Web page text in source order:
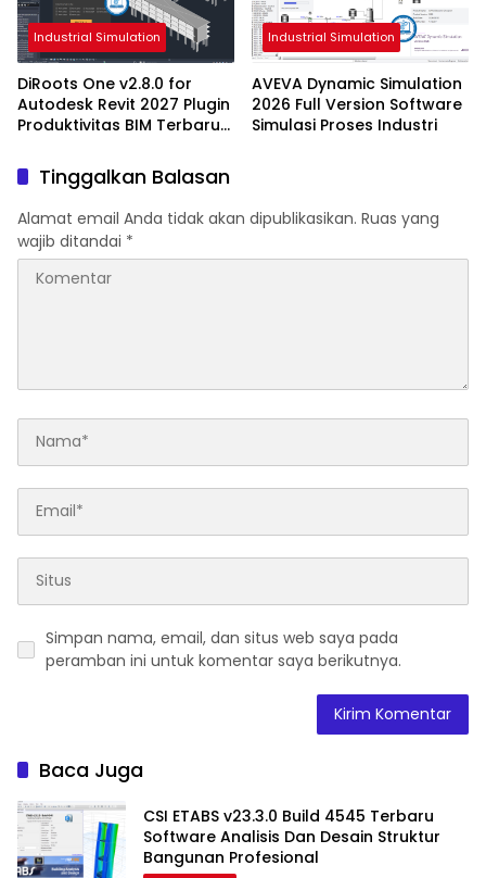
Industrial Simulation
DiRoots One v2.8.0 for
Autodesk Revit 2027 Plugin
Produktivitas BIM Terbaru
2027
Industrial Simulation
AVEVA Dynamic Simulation
2026 Full Version Software
Simulasi Proses Industri
Tinggalkan Balasan
Alamat email Anda tidak akan dipublikasikan. Ruas yang
wajib ditandai *
Simpan nama, email, dan situs web saya pada
peramban ini untuk komentar saya berikutnya.
Baca Juga
CSI ETABS v23.3.0 Build 4545 Terbaru
Software Analisis Dan Desain Struktur
Bangunan Profesional